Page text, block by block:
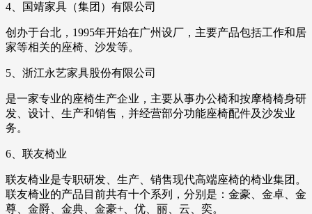
4、国靖家具（集团）有限公司
创办于台北，1995年开始在广州设厂，主要产品包括工作和居
家等相关的座椅、沙发等。
5、浙江永艺家具股份有限公司
是一家专业的座椅生产企业，主要从事办公椅和按摩椅椅身研
发、设计、生产和销售，并经营部分功能座椅配件及沙发业
务。
6、联友椅业
联友椅业是专职研发、生产、销售现代高端座椅的椅业集团。
联友椅业的产品目前共有十个系列，分别是：金豪、金卓、金
尊、金爵、金典、金豪+、优、丽、云、奕。